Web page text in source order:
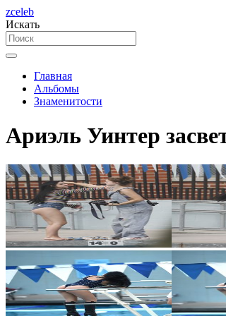
zceleb
Искать
Главная
Альбомы
Знаменитости
Ариэль Уинтер